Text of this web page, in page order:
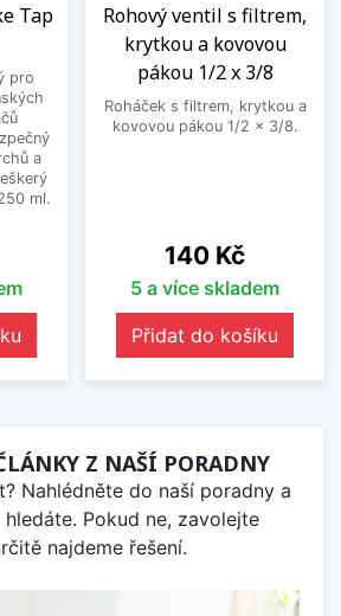
Tap
pro
a
ml.
Rohový ventil s filtrem,
krytkou a kovovou
pákou 1/2 x 3/8
Roháček s filtrem, krytkou a
kovovou pákou 1/2 x 3/8.
Cena
140 Kč
5 a více skladem
Přidat do košíku
Z NAŠÍ PORADNY
Nahlédněte do naší poradny a
Pokud ne, zavolejte
najdeme řešení.